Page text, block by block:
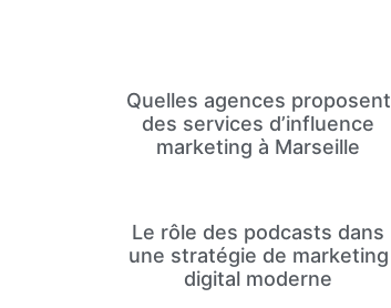
Quelles agences proposent
des services d’influence
marketing à Marseille
Le rôle des podcasts dans
une stratégie de marketing
digital moderne